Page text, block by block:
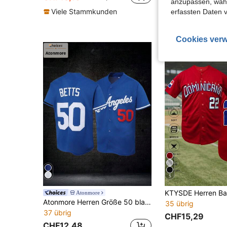
Viele Stammkunden
Viele
Atonmore
Atonmore Herren Größe 50 blaue Baseball Jacke, lässiges Sportshirt mit Knöpfen und Stickerei, Training und Match Sportshirt
37 übrig
5
35 übrig
CHF15,29
erfassten Daten
Cookies